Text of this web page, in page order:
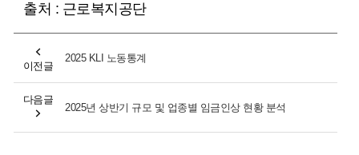
출처 : 근로복지공단
이전글
2025 KLI 노동통계
다음글
2025년 상반기 규모 및 업종별 임금인상 현황 분석